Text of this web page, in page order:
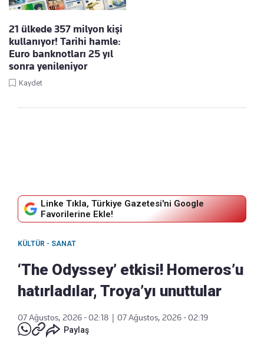
21 ülkede 357 milyon kişi
kullanıyor! Tarihi hamle:
Euro banknotları 25 yıl
sonra yenileniyor
Kaydet
Linke Tıkla, Türkiye Gazetesi'ni Google
Favorilerine Ekle!
KÜLTÜR - SANAT
‘The Odyssey’ etkisi! Homeros’u
hatırladılar, Troya’yı unuttular
07 Ağustos, 2026 - 02:18
07 Ağustos, 2026 - 02:19
Paylaş